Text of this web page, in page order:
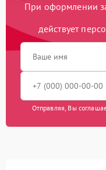
При оформлении
действует
Отправляя, Вы